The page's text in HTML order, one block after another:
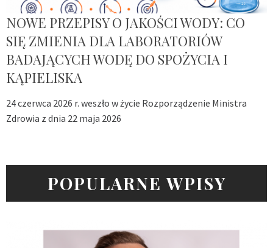
NOWE PRZEPISY O JAKOŚCI WODY: CO
SIĘ ZMIENIA DLA LABORATORIÓW
BADAJĄCYCH WODĘ DO SPOŻYCIA I
KĄPIELISKA
24 czerwca 2026 r. weszło w życie Rozporządzenie Ministra
Zdrowia z dnia 22 maja 2026
POPULARNE WPISY